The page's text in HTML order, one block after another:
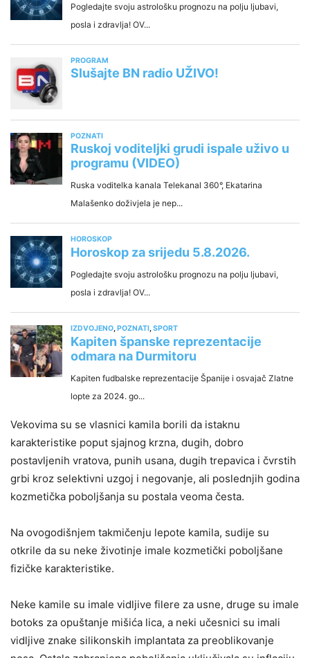
Vekovima su se vlasnici kamila borili da istaknu
karakteristike poput sjajnog krzna, dugih, dobro
postavljenih vratova, punih usana, dugih trepavica i čvrstih
grbi kroz selektivni uzgoj i negovanje, ali poslednjih godina
kozmetička poboljšanja su postala veoma česta.
Na ovogodišnjem takmičenju lepote kamila, sudije su
otkrile da su neke životinje imale kozmetički poboljšane
fizičke karakteristike.
Neke kamile su imale vidljive filere za usne, druge su imale
botoks za opuštanje mišića lica, a neki učesnici su imali
vidljive znake silikonskih implantata za preoblikovanje